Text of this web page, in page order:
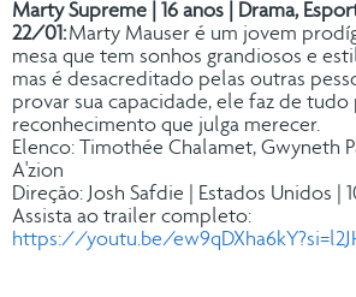
Marty Supreme | 16 anos | Drama,
22/01:Marty Mauser é um jovem
mesa que tem sonhos grandiosos e
mas é desacreditado pelas outras
provar sua capacidade, ele faz de tudo
reconhecimento que julga merecer.
Elenco: Timothée Chalamet, Gwyneth
A'zion
Direção: Josh Safdie | Estados Unidos |
Assista ao trailer completo:
https://youtu.be/